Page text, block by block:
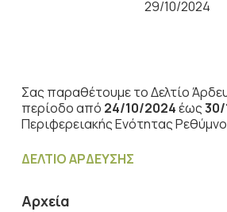
29/10/2024
Σας παραθέτουμε το Δελτίο
περίοδο από 24/10/2024έως
Περιφερειακής Ενότητας
ΔΕΛΤΙΟ ΑΡΔΕΥΣΗΣ
Αρχεία